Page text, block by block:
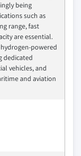
being
such as
range, fast
are essential.
powered
dedicated
vehicles, and
and aviation